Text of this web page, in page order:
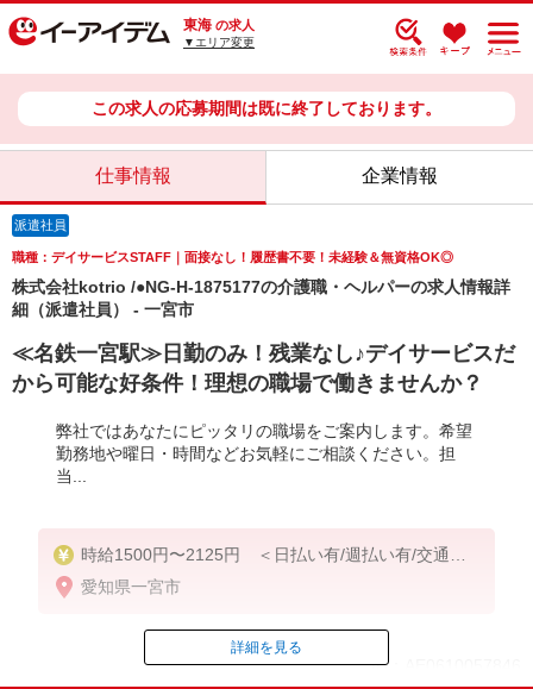
東海 の求人
▼エリア変更
この求人の応募期間は既に終了しております。
仕事情報 企業情報
派遣社員
職種：デイサービスSTAFF｜面接なし！履歴書不要！未経験＆無資格OK◎
株式会社kotrio /●NG-H-1875177の介護職・ヘルパーの求人情報詳
細（派遣社員） - 一宮市
≪名鉄一宮駅≫日勤のみ！残業なし♪デイサービスだ
から可能な好条件！理想の職場で働きませんか？
弊社ではあなたにピッタリの職場をご案内します。希望
勤務地や曜日・時間などお気軽にご相談ください。担
当...
時給1500円〜2125円 ＜日払い有/週払い有/交通費
全支給(ガソリン代含む)＞
愛知県一宮市
ID：AE0610057846
詳細を見る